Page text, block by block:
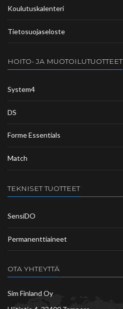
Koulutuskalenteri
Tietosuojaseloste
HOITO- JA MUOTOILUTUOTTEET
System4
DS
Forme Essentials
Match
TEKNISET TUOTTEET
SensiDO
Permanenttiaineet
OTA YHTEYTTÄ
Sim Finland Oy